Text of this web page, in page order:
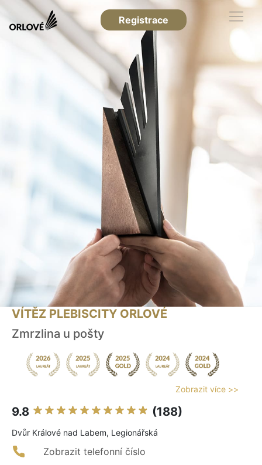
Registrace
VÍTĚZ PLEBISCITY ORLOVÉ
Zmrzlina u pošty
Zobrazit více >>
9.8 (188)
Dvůr Králové nad Labem, Legionářská
Zobrazit telefonní číslo